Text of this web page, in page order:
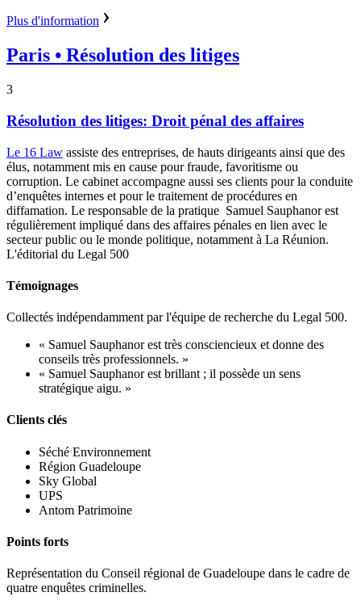
Plus d'information
Paris • Résolution des litiges
3
Résolution des litiges: Droit pénal des affaires
Le 16 Law assiste des entreprises, de hauts dirigeants ainsi que des
élus, notamment mis en cause pour fraude, favoritisme ou
corruption. Le cabinet accompagne aussi ses clients pour la conduite
d’enquêtes internes et pour le traitement de procédures en
diffamation. Le responsable de la pratique Samuel Sauphanor est
régulièrement impliqué dans des affaires pénales en lien avec le
secteur public ou le monde politique, notamment à La Réunion.
L'éditorial du Legal 500
Témoignages
Collectés indépendamment par l'équipe de recherche du Legal 500.
« Samuel Sauphanor est très consciencieux et donne des
conseils très professionnels. »
« Samuel Sauphanor est brillant ; il possède un sens
stratégique aigu. »
Clients clés
Séché Environnement
Région Guadeloupe
Sky Global
UPS
Antom Patrimoine
Points forts
Représentation du Conseil régional de Guadeloupe dans le cadre de
quatre enquêtes criminelles.